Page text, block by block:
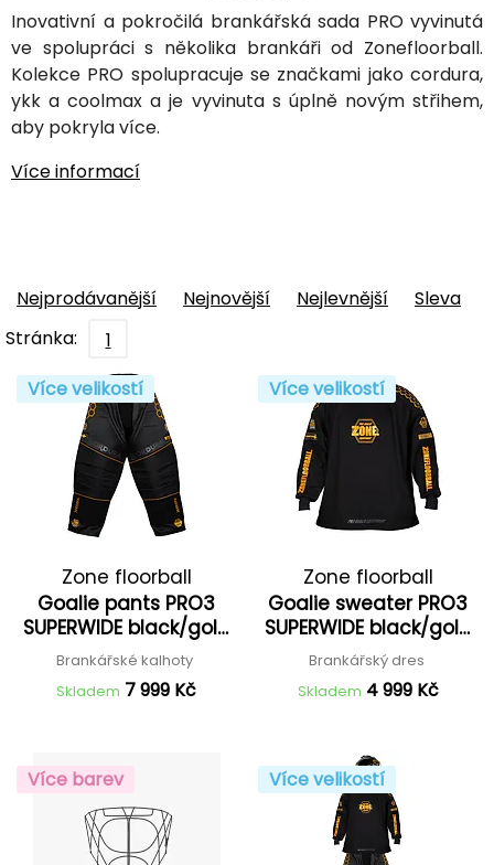
Inovativní a pokročilá brankářská sada PRO vyvinutá
ve spolupráci s několika brankáři od Zonefloorball.
Kolekce PRO spolupracuje se značkami jako cordura,
ykk a coolmax a je vyvinuta s úplně novým střihem,
aby pokryla více.
Více informací
Nejprodávanější Nejnovější Nejlevnější
Sleva
Stránka:
1
Více velikostí
Zone floorball
Goalie pants PRO3
SUPERWIDE black/gold
'25
Brankářské kalhoty
Skladem 7 999 Kč
Více velikostí
Zone floorball
Goalie sweater PRO3
SUPERWIDE black/gold
'25
Brankářský dres
Skladem 4 999 Kč
Více barev Více velikostí